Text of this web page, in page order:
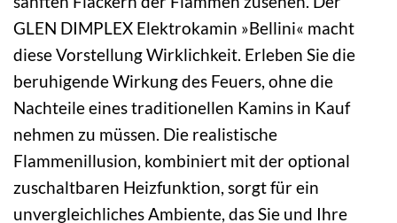
GLEN DIMPLEX Elektrokamin »Bellini« macht
diese Vorstellung Wirklichkeit. Erleben Sie die
beruhigende Wirkung des Feuers, ohne die
Nachteile eines traditionellen Kamins in Kauf
nehmen zu müssen. Die realistische
Flammenillusion, kombiniert mit der optional
zuschaltbaren Heizfunktion, sorgt für ein
unvergleichliches Ambiente, das Sie und Ihre